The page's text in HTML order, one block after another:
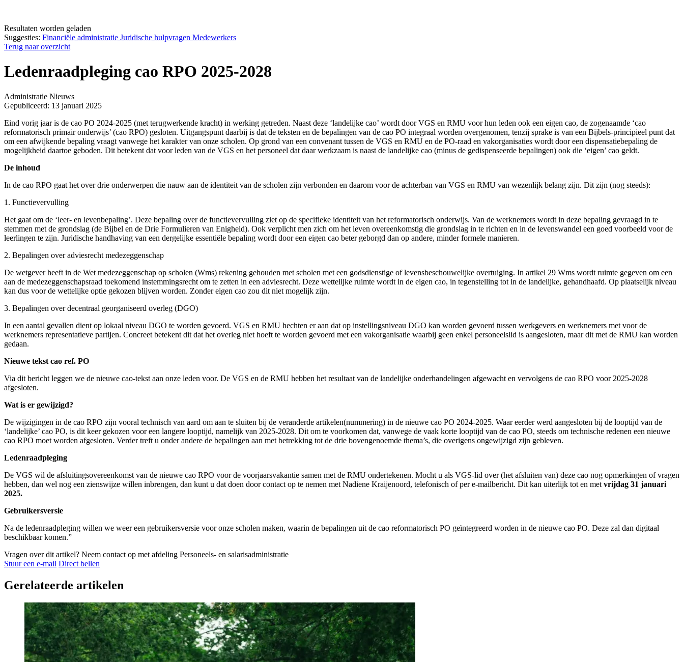
Resultaten worden geladen
Suggesties: Financiële administratie Juridische hulpvragen Medewerkers
Terug naar overzicht
Ledenraadpleging cao RPO 2025-2028
Administratie Nieuws
Gepubliceerd: 13 januari 2025
Eind vorig jaar is de cao PO 2024-2025 (met terugwerkende kracht) in werking getreden. Naast deze ‘landelijke cao’ wordt door VGS en RMU voor hun leden ook een eigen cao, de zogenaamde ‘cao
reformatorisch primair onderwijs’ (cao RPO) gesloten. Uitgangspunt daarbij is dat de teksten en de bepalingen van de cao PO integraal worden overgenomen, tenzij sprake is van een Bijbels-principieel punt dat
om een afwijkende bepaling vraagt vanwege het karakter van onze scholen. Op grond van een convenant tussen de VGS en RMU en de PO-raad en vakorganisaties wordt door een dispensatiebepaling de
mogelijkheid daartoe geboden. Dit betekent dat voor leden van de VGS en het personeel dat daar werkzaam is naast de landelijke cao (minus de gedispenseerde bepalingen) ook die ‘eigen’ cao geldt.
De inhoud
In de cao RPO gaat het over drie onderwerpen die nauw aan de identiteit van de scholen zijn verbonden en daarom voor de achterban van VGS en RMU van wezenlijk belang zijn. Dit zijn (nog steeds):
1. Functievervulling
Het gaat om de ‘leer- en levenbepaling’. Deze bepaling over de functievervulling ziet op de specifieke identiteit van het reformatorisch onderwijs. Van de werknemers wordt in deze bepaling gevraagd in te
stemmen met de grondslag (de Bijbel en de Drie Formulieren van Enigheid). Ook verplicht men zich om het leven overeenkomstig die grondslag in te richten en in de levenswandel een goed voorbeeld voor de
leerlingen te zijn. Juridische handhaving van een dergelijke essentiële bepaling wordt door een eigen cao beter geborgd dan op andere, minder formele manieren.
2. Bepalingen over adviesrecht medezeggenschap
De wetgever heeft in de Wet medezeggenschap op scholen (Wms) rekening gehouden met scholen met een godsdienstige of levensbeschouwelijke overtuiging. In artikel 29 Wms wordt ruimte gegeven om een
aan de medezeggenschapsraad toekomend instemmingsrecht om te zetten in een adviesrecht. Deze wettelijke ruimte wordt in de eigen cao, in tegenstelling tot in de landelijke, gehandhaafd. Op plaatselijk niveau
kan dus voor de wettelijke optie gekozen blijven worden. Zonder eigen cao zou dit niet mogelijk zijn.
3. Bepalingen over decentraal georganiseerd overleg (DGO)
In een aantal gevallen dient op lokaal niveau DGO te worden gevoerd. VGS en RMU hechten er aan dat op instellingsniveau DGO kan worden gevoerd tussen werkgevers en werknemers met voor de
werknemers representatieve partijen. Concreet betekent dit dat het overleg niet hoeft te worden gevoerd met een vakorganisatie waarbij geen enkel personeelslid is aangesloten, maar dit met de RMU kan worden
gedaan.
Nieuwe tekst cao ref. PO
Via dit bericht leggen we de nieuwe cao-tekst aan onze leden voor. De VGS en de RMU hebben het resultaat van de landelijke onderhandelingen afgewacht en vervolgens de cao RPO voor 2025-2028
afgesloten.
Wat is er gewijzigd?
De wijzigingen in de cao RPO zijn vooral technisch van aard om aan te sluiten bij de veranderde artikelen(nummering) in de nieuwe cao PO 2024-2025. Waar eerder werd aangesloten bij de looptijd van de
‘landelijke’ cao PO, is dit keer gekozen voor een langere looptijd, namelijk van 2025-2028. Dit om te voorkomen dat, vanwege de vaak korte looptijd van de cao PO, steeds om technische redenen een nieuwe
cao RPO moet worden afgesloten. Verder treft u onder andere de bepalingen aan met betrekking tot de drie bovengenoemde thema’s, die overigens ongewijzigd zijn gebleven.
Ledenraadpleging
De VGS wil de afsluitingsovereenkomst van de nieuwe cao RPO voor de voorjaarsvakantie samen met de RMU ondertekenen. Mocht u als VGS-lid over (het afsluiten van) deze cao nog opmerkingen of vragen
hebben, dan wel nog een zienswijze willen inbrengen, dan kunt u dat doen door contact op te nemen met Nadiene Kraijenoord, telefonisch of per e-mailbericht. Dit kan uiterlijk tot en met vrijdag 31 januari
2025.
Gebruikersversie
Na de ledenraadpleging willen we weer een gebruikersversie voor onze scholen maken, waarin de bepalingen uit de cao reformatorisch PO geïntegreerd worden in de nieuwe cao PO. Deze zal dan digitaal
beschikbaar komen.”
Vragen over dit artikel? Neem contact op met afdeling Personeels- en salarisadministratie
Stuur een e-mail Direct bellen
Gerelateerde artikelen